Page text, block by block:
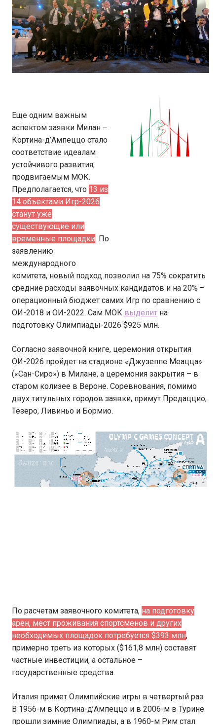
Еще одним важным
аспектом заявки Милан –
Кортина-д’Ампеццо стало
соответствие идеалам
устойчивого развития,
продвигаемым МОК.
Предполагается, что 13 из
14 объектами Игр-2026
станут уже
существующие или
временные площадки. По
заявлению
международного
комитета, новый подход позволил на 75% сократить
средние расходы заявочных кандидатов и на 20% –
операционный бюджет самих Игр по сравнению с
ОИ-2018 и ОИ-2022. Сам МОК выделит на
подготовку Олимпиады-2026 $925 млн.
Согласно заявочной книге, церемония открытия
ОИ-2026 пройдет на стадионе «Джузеппе Меацца»
(«Сан-Сиро») в Милане, а церемония закрытия – в
старом колизее в Вероне. Соревнования, помимо
двух титульных городов заявки, примут Предаццио,
Тезеро, Ливиньо и Бормио.
По расчетам заявочного комитета, на подготовку
арен, мест проживания спортсменов и других
необходимых площадок потребуется $393 млн,
примерно треть из которых ($161,8 млн) составят
частные инвестиции, а остальное –
государственные средства.
Италия примет Олимпийские игры в четвертый раз.
В 1956-м в Кортина-д’Ампеццо и в 2006-м в Турине
прошли зимние Олимпиады, а в 1960-м Рим стал